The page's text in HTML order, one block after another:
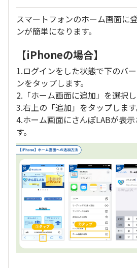
スマートフォンのホーム画面に
ンが簡単になります。
【iPhoneの場合】
1.ログインをした状態で下のバ
ンをタップします。
2.「ホーム画面に追加」を選択し
3.右上の「追加」をタップします
4.ホーム画面にさんぽLABが表
す。